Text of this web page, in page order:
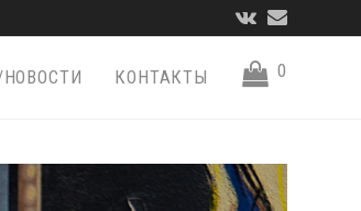
VK Email
КОНТАКТЫ 0